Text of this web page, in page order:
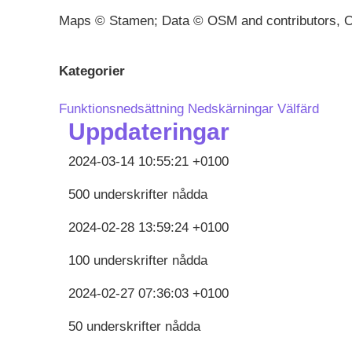
Maps © Stamen; Data © OSM and contributors,
Kategorier
Funktionsnedsättning Nedskärningar Välfärd
Uppdateringar
2024-03-14 10:55:21 +0100
500 underskrifter nådda
2024-02-28 13:59:24 +0100
100 underskrifter nådda
2024-02-27 07:36:03 +0100
50 underskrifter nådda